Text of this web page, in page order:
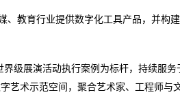
教育行业提供数字化工具产品，并构
级展演活动执行案例为标杆，持续服
艺术示范空间，聚合艺术家、工程师与